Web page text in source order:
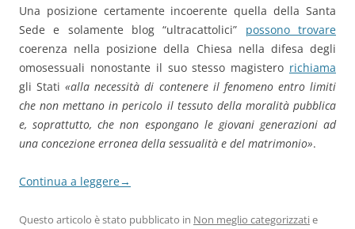
Una posizione certamente incoerente quella della Santa
Sede e solamente blog “ultracattolici” possono trovare
coerenza nella posizione della Chiesa nella difesa degli
omosessuali nonostante il suo stesso magistero richiama
gli Stati«alla necessità di contenere il fenomeno entro limiti
che non mettano in pericolo il tessuto della moralità pubblica
e, soprattutto, che non espongano le giovani generazioni ad
una concezione erronea della sessualità e del matrimonio».
Continua a leggere→
Questo articolo è stato pubblicato in Non meglio categorizzatie